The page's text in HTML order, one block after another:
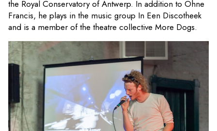
the Royal Conservatory of Antwerp. In addition to Ohne
Francis, he plays in the music group In Een Discotheek
and is a member of the theatre collective More Dogs.